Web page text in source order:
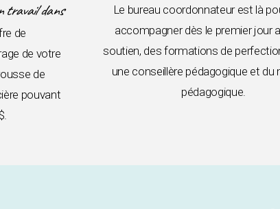
travail dans
de
de votre
de
pouvant
Le bureau coordonnateur est là
accompagner dès le premier jour
soutien, des formations de
une conseillère pédagogique et du
pédagogique.